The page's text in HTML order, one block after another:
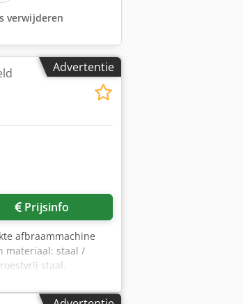
verwijderen
Advertentie
Prijsinfo
afbraammachine
materiaal: staal /
staal.
u Max. onderdruk:
Inclusief: